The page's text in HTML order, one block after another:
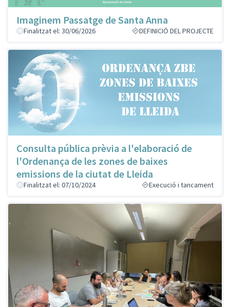
Imaginem Passatge de Santa Anna
Finalitzat el: 30/06/2026 DEFINICIÓ DEL PROJECTE
Consulta pública prèvia a l'elaboració de
l'Ordenança de les zones de baixes
emissions de la ciutat de Lleida
Finalitzat el: 07/10/2024 Execució i tancament